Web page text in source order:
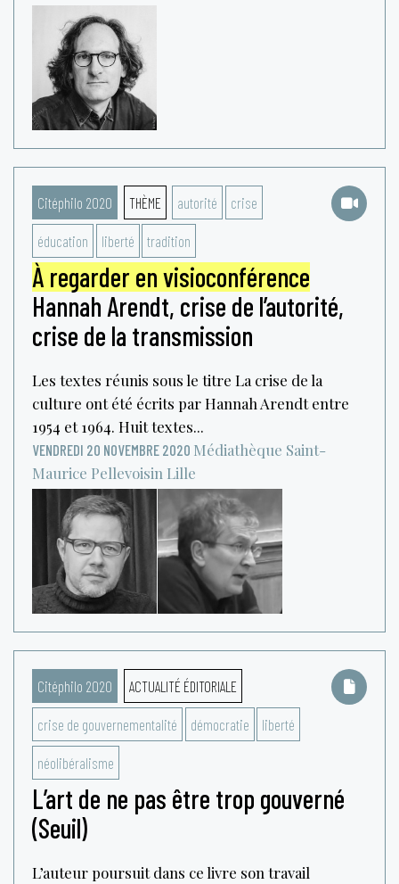
Citéphilo 2020 THÈME autorité crise
éducation liberté tradition
À regarder en visioconférence
Hannah Arendt, crise de l’autorité,
crise de la transmission
Les textes réunis sous le titre La crise de la
culture ont été écrits par Hannah Arendt entre
1954 et 1964. Huit textes...
VENDREDI 20 NOVEMBRE 2020 Médiathèque Saint-
Maurice Pellevoisin Lille
Citéphilo 2020 ACTUALITÉ ÉDITORIALE
crise de gouvernementalité démocratie liberté
néolibéralisme
L’art de ne pas être trop gouverné
(Seuil)
L’auteur poursuit dans ce livre son travail